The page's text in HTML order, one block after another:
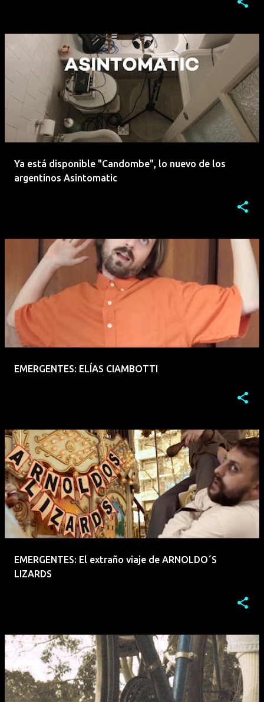
Ya está disponible "Candombe", lo nuevo de los
argentinos Asintomatic
EMERGENTES: ELÍAS CIAMBOTTI
EMERGENTES: El extraño viaje de ARNOLDO´S
LIZARDS